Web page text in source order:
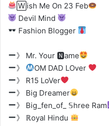
🅆ish Me On 23 Feb
Devil Mind
Fashion Blogger
》 Mr. Your 🅽ame
》
OM DAD LOver
》 R15 LoVer
》 Big Dreamer
》 Big_fen_of_ 𝕊hree Ram
》 ℝoyal Hindu